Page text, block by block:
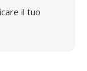
il tuo